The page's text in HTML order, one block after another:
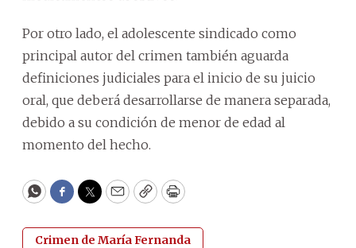
Por otro lado, el adolescente sindicado como
principal autor del crimen también aguarda
definiciones judiciales para el inicio de su juicio
oral, que deberá desarrollarse de manera separada,
debido a su condición de menor de edad al
momento del hecho.
WhatsApp
Facebook
Twitter
EmailCopyPrint
Crimen de María Fernanda